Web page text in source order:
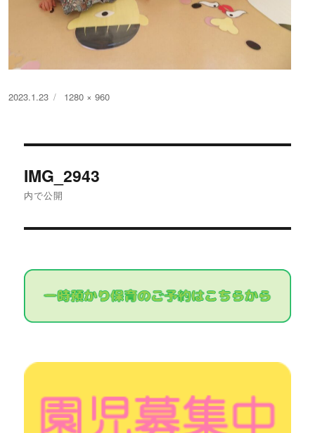
投
2023.1.23
フ
1280 × 960
稿
ゲ
ョ
ン
IMG_2943
内で公開